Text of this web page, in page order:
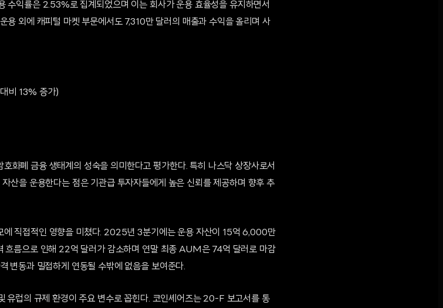
수익률은 2.53%로 집계되었으며 이는 회사가 운용 효율성을 유지하면서
용 외에 캐피털 마켓 부문에서도 7,310만 달러의 매출과 수익을 올리며 사
비 13% 증가)
화폐 금융 생태계의 성숙을 의미한다고 평가한다. 특히 나스닥 상장사로서
산을 운용한다는 점은 기관급 투자자들에게 높은 신뢰를 제공하며 향후 추
에 직접적인 영향을 미쳤다. 2025년 3분기에는 운용 자산이 15억 6,000만
흐름으로 인해 22억 달러가 감소하며 연말 최종 AUM은 74억 달러로 마감
변동과 밀접하게 연동될 수밖에 없음을 보여준다.
유럽의 규제 환경이 주요 변수로 꼽힌다. 코인셰어즈는 20-F 보고서를 통